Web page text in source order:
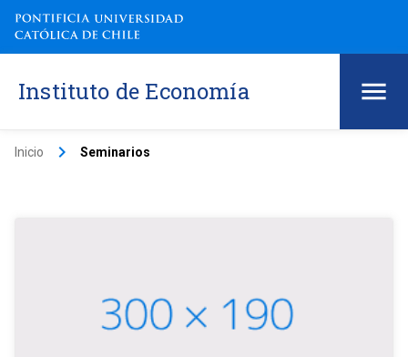
Instituto de Economía
Inicio keyboard_arrow_right Seminarios